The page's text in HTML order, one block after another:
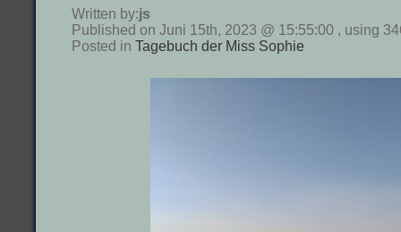
Written by:js
Published on Juni 15th, 2023 @ 15:55:00 , using
Posted in Tagebuch der Miss Sophie